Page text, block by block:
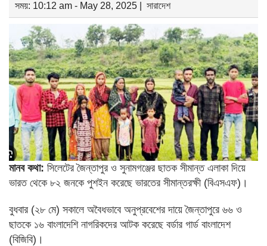
সময়: 10:12 am - May 28, 2025 | সারাদেশ
মানব কথা: সিলেটের জৈন্তাপুর ও সুনামগঞ্জের ছাতক সীমান্ত এলাকা দিয়ে
ভারত থেকে ৮২ জনকে পুশইন করেছে ভারতের সীমান্তরক্ষী (বিএসএফ)।
বুধবার (২৮ মে) সকালে অবৈধভাবে অনুপ্রবেশের দায়ে জৈন্তাপুরে ৬৬ ও
ছাতকে ১৬ বাংলাদেশি নাগরিকদের আটক করেছে বর্ডার গার্ড বাংলাদেশ
(বিজিবি)।